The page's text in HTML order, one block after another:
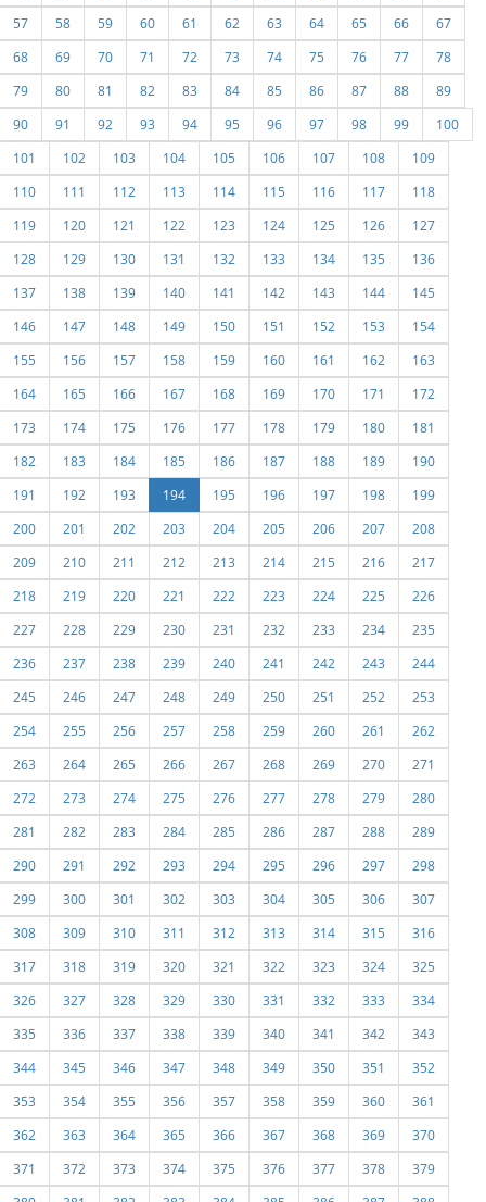
57
58 59 60 61 62 63 64 65 66
67
68
69 70 71 72 73 74 75 76 77
78
79
80 81 82 83 84 85 86 87 88
89
90
91 92 93 94 95 96 97 98 99
100
101
102 103 104 105 106 107 108
109
110
111 112 113 114 115 116 117
118
119
120 121 122 123 124 125 126
127
128
129 130 131 132 133 134 135
136
137
138 139 140 141 142 143 144
145
146
147 148 149 150 151 152 153
154
155
156 157 158 159 160 161 162
163
164
165 166 167 168 169 170 171
172
173
174 175 176 177 178 179 180
181
182
183 184 185 186 187 188 189
190
191
192 193 194 195 196 197 198
199
200
201 202 203 204 205 206 207
208
209
210 211 212 213 214 215 216
217
218
219 220 221 222 223 224 225
226
227
228 229 230 231 232 233 234
235
236
237 238 239 240 241 242 243
244
245
246 247 248 249 250 251 252
253
254
255 256 257 258 259 260 261
262
263
264 265 266 267 268 269 270
271
272
273 274 275 276 277 278 279
280
281
282 283 284 285 286 287 288
289
290
291 292 293 294 295 296 297
298
299
300 301 302 303 304 305 306
307
308
309 310 311 312 313 314 315
316
317
318 319 320 321 322 323 324
325
326
327 328 329 330 331 332 333
334
335
336 337 338 339 340 341 342
343
344
345 346 347 348 349 350 351
352
353
354 355 356 357 358 359 360
361
362
363 364 365 366 367 368 369
370
371
372 373 374 375 376 377 378
379